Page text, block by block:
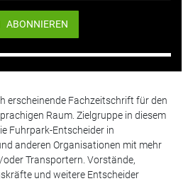
ABONNIEREN
erscheinende Fachzeitschrift für den
Raum. Zielgruppe in diesem
Fuhrpark-Entscheider in
anderen Organisationen mit mehr
Transportern. Vorstände,
und weitere Entscheider